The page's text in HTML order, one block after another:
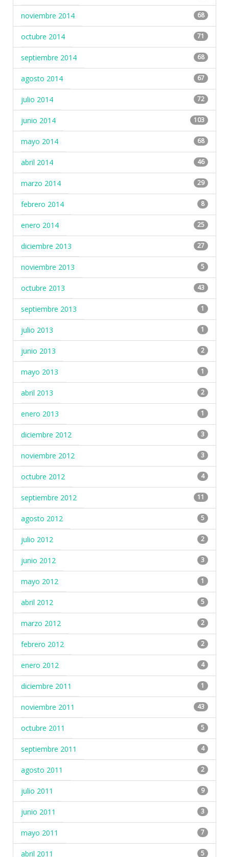
noviembre 2014 68
octubre 2014 71
septiembre 2014 68
agosto 2014 67
julio 2014 72
junio 2014 103
mayo 2014 68
abril 2014 46
marzo 2014 29
febrero 2014 8
enero 2014 25
diciembre 2013 27
noviembre 2013 5
octubre 2013 43
septiembre 2013 1
julio 2013 1
junio 2013 2
mayo 2013 1
abril 2013 2
enero 2013 1
diciembre 2012 3
noviembre 2012 3
octubre 2012 4
septiembre 2012 11
agosto 2012 5
julio 2012 2
junio 2012 3
mayo 2012 1
abril 2012 5
marzo 2012 2
febrero 2012 2
enero 2012 4
diciembre 2011 1
noviembre 2011 43
octubre 2011 5
septiembre 2011 4
agosto 2011 2
julio 2011 9
junio 2011 3
mayo 2011 7
abril 2011 5